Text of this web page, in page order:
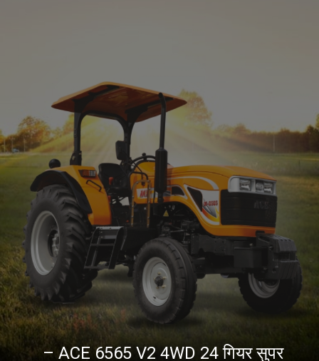
– ACE 6565 V2 4WD 24 गियर सुपर